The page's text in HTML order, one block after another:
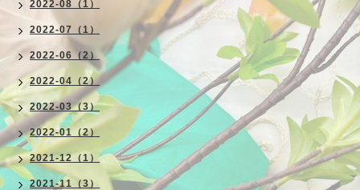
2022-08（1）
2022-07（1）
2022-06（2）
2022-04（2）
2022-03（3）
2022-01（2）
2021-12（1）
2021-11（3）